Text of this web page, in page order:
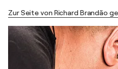
Zur Seite von Richard Brandão